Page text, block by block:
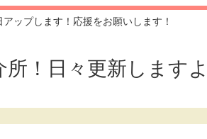
ップします！応援をお願いします！
所！日々更新します